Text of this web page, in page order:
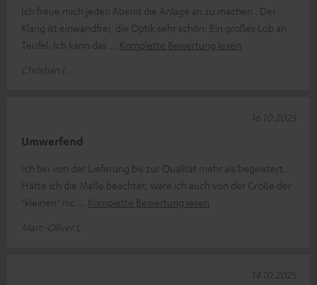
Ich freue mich jeden Abend die Anlage an zu machen . Der
Klang ist einwandfrei, die Optik sehr schön. Ein großes Lob an
Teufel. Ich kann das
Komplette Bewertung lesen
Christian L.
Umwerfend
Ich bin von der Lieferung bis zur Qualität mehr als begeistert.
Hätte ich die Maße beachtet, wäre ich auch von der Größe der
"kleinen" nic
Komplette Bewertung lesen
Marc-Oliver L.
16.10.2025
14.10.2025